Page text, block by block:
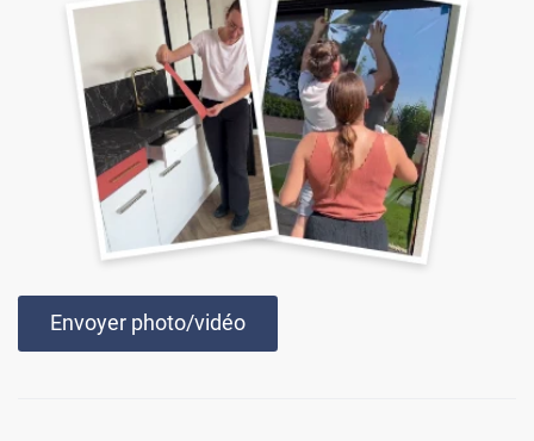
Envoyer photo/vidéo